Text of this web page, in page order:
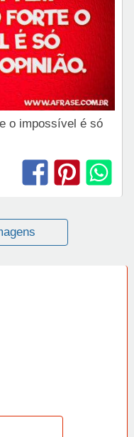
o impossível é só